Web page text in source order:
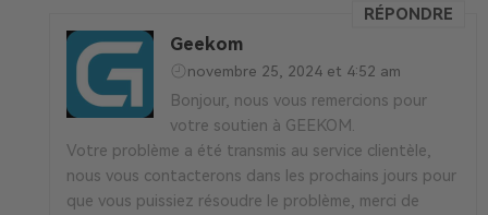
Geekom
novembre 25, 2024 et 4:52 am
RÉPONDRE
Bonjour, nous vous remercions pour
votre soutien à GEEKOM.
Votre problème a été transmis au service clientèle,
nous vous contacterons dans les prochains jours pour
que vous puissiez résoudre le problème, merci de